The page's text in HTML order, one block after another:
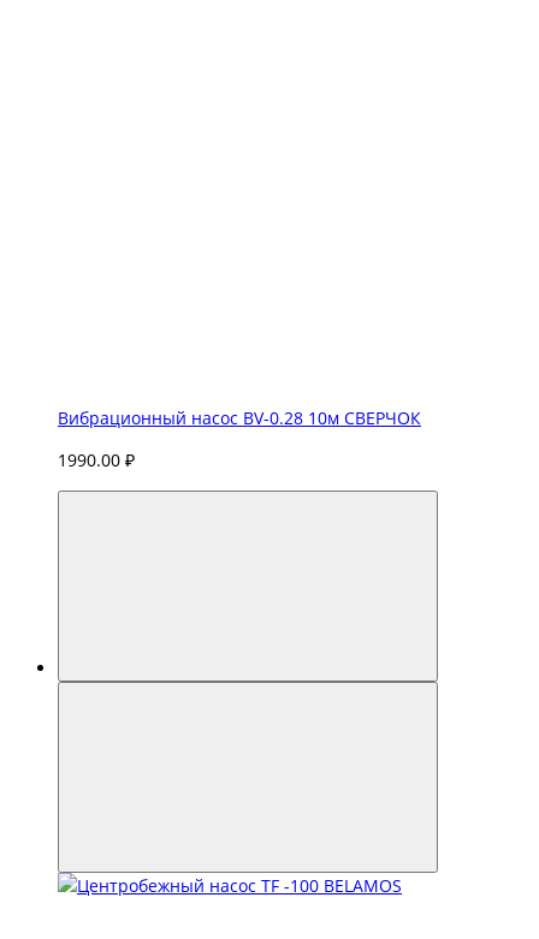
Вибрационный насос BV-0.28 10м СВЕРЧОК
1990.00 ₽